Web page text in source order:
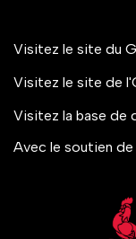
Visitez le site du
Visitez le site de
Visitez la base de
Avec le soutien de